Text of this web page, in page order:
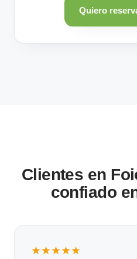
Quiero
Clientes en
confiado
★★★★★